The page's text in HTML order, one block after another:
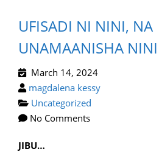
UFISADI NI NINI, NA
UNAMAANISHA
March 14, 2024
magdalena kessy
Uncategorized
No Comments
JIBU…